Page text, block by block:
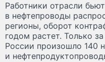
Работники отрасли
в нефтепроводы
регионы, оборот
годом растет. Только
России произошло 140
и